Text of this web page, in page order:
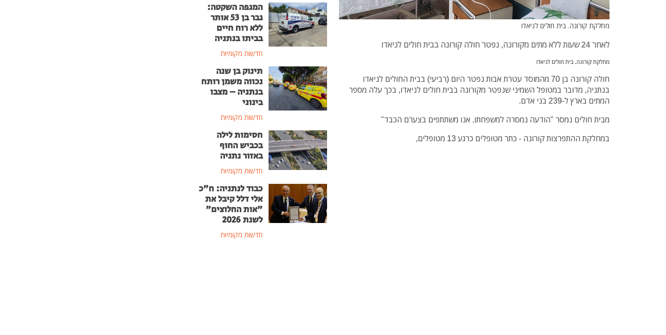
מחלקת קורונה. בית חולים לניאדו
לאחר 24 שעות ללא מתים מקורונה, נפטר חולה קורונה בבית חולים לניאדו
מחלקת קורונה. בית חולים לניאדו
חולה קורונה בן 70 מהמוסד עטרת אבות נפטר היום (רביעי) בבית החולים לניאדו
בנתניה, מדובר במטופל השמיני שנפטר מקורונה בבית חולים לניאדו, בכך עלה מספר
המתים בארץ ל-239 בני אדם.
מבית חולים נמסר "הודעה נמסרה למשפחתו. אנו משתתפים בצערם הכבד"
במחלקת ההתפרצות קורונה - כתר מטופלים כרגע 13 מטופלים,
המגפה השקטה:
גבר בן 53 אותר
ללא רוח חיים
בביתו בנתניה
חדשות מקומיות
תינוק בן שנה
נכווה משמן רותח
בנתניה – מצבו
בינוני
חדשות מקומיות
חסימות לילה
בכביש החוף
באזור נתניה
חדשות מקומיות
כבוד לנתניה: ח"כ
אלי דלל קיבל את
"אות החלוצים"
לשנת 2026
חדשות מקומיות